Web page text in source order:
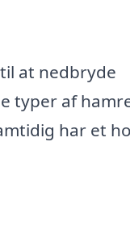
at nedbryde
typer af
har et